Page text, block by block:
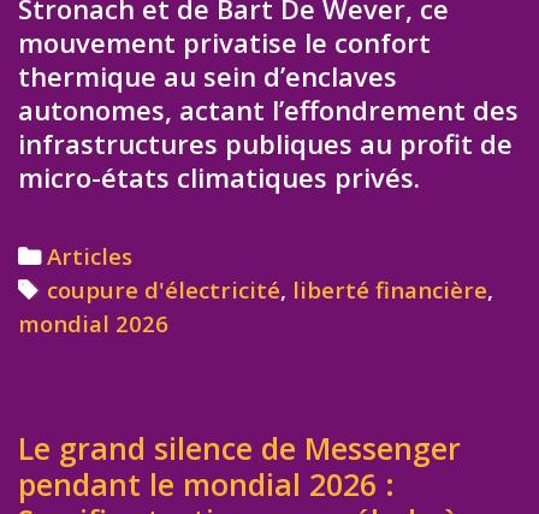
Stronach et de Bart De Wever, ce
mouvement privatise le confort
thermique au sein d’enclaves
autonomes, actant l’effondrement des
infrastructures publiques au profit de
micro-états climatiques privés.
Categories
Articles
Tags
coupure d'électricité, liberté financière,
mondial 2026
Le grand silence de Messenger
pendant le mondial 2026 :